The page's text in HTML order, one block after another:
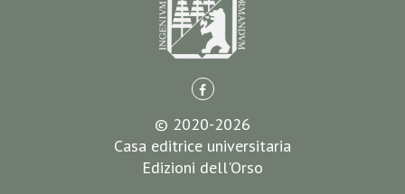
© 2020-2026
Casa editrice universitaria
Edizioni dell'Orso